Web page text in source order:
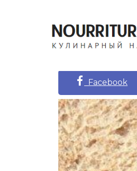
Facebook